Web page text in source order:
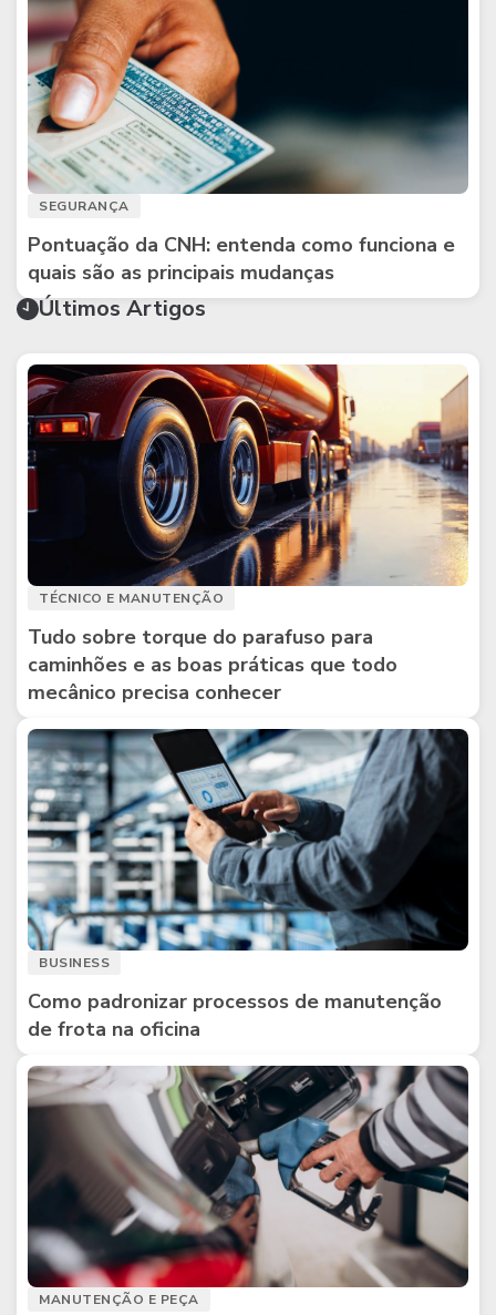
SEGURANÇA
Pontuação da CNH: entenda como funciona e
quais são as principais mudanças
Últimos Artigos
TÉCNICO E MANUTENÇÃO
Tudo sobre torque do parafuso para
caminhões e as boas práticas que todo
mecânico precisa conhecer
BUSINESS
Como padronizar processos de manutenção
de frota na oficina
MANUTENÇÃO E PEÇA